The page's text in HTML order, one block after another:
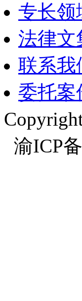
专长领
法律文
联系我
委托案
渝ICP